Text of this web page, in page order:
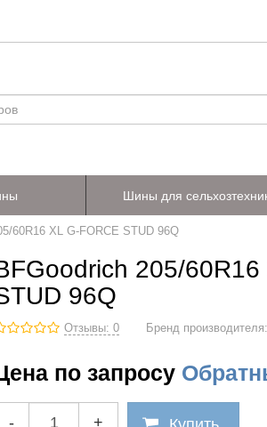
Шины для
60R16 XL G-FORCE STUD 96Q
205/60R16
96Q
Отзывы: 0 Бренд производителя:
по запросу
- +